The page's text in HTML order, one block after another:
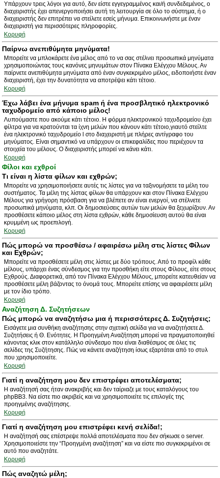
Υπάρχουν τρεις λόγοι για αυτό, δεν είστε εγγεγραμμένος και/ή συνδεδεμένος, ο
διαχειριστής έχει απενεργοποιήσει αυτή τη λειτουργία σε όλο το σύστημα, ή ο
διαχειριστής δεν επιτρέπει να στείλετε εσείς μήνυμα. Επικοινωνήστε με έναν
διαχειριστή για περισσότερες πληροφορίες.
Κορυφή
Παίρνω ανεπιθύμητα μηνύματα!
Μπορείτε να μπλοκάρετε ένα μέλος από το να σας στέλνει προσωπικά μηνύματα
χρησιμοποιώντας τους κανόνες μηνυμάτων στον Πίνακα Ελέγχου Μέλους. Αν
παίρνετε ανεπιθύμητα μηνύματα από έναν συγκεκριμένο μέλος, ειδοποιήστε έναν
διαχειριστή, έχει την δυνατότητα να αποτρέψει κάτι τέτοιο.
Κορυφή
Έχω λάβει ένα μήνυμα spam ή ένα προσβλητικό ηλεκτρονικό
ταχυδρομείο από κάποιο μέλος!
Λυπούμαστε που ακούμε κάτι τέτοιο. Η φόρμα ηλεκτρονικού ταχυδρομείου έχει
φίλτρα για να κρατούνται τα ίχνη μελών που κάνουν κάτι τέτοιο,γιαυτό στείλτε
ένα ηλεκτρονικό ταχυδρομείο l στο διαχειριστή με πλήρες αντίγραφο του
μηνύματος. Είναι σημαντικό να υπάρχουν οι επικεφαλίδες που περιέχουν τα
στοιχεία του μέλους. Ο διαχειριστής μπορεί να κάνει κάτι.
Κορυφή
Φίλοι και εχθροί
Τι είναι η λίστα φίλων και εχθρών;
Μπορείτε να χρησιμοποιήσετε αυτές τις λίστες για να ταξινομήσετε τα μέλη του
συστήματος. Τα μέλη της λίστας φίλων θα υπάρχουν και στον Πίνακα Ελέγχου
Μέλους για γρήγορη πρόσβαση για να βλέπετε αν είναι ενεργοί, να στέλνετε
προσωπικά μηνύματα, κλπ. Οι δημοσιεύσεις αυτών των μελών θα ξεχωρίζουν. Αν
προσθέσετε κάποιο μέλος στη λίστα εχθρών, κάθε δημοσίευση αυτού θα είναι
κρυμμένη ως προεπιλογή.
Κορυφή
Πώς μπορώ να προσθέσω / αφαιρέσω μέλη στις λίστες Φίλων
και Εχθρών;
Μπορείτε να προσθέσετε μέλη στις λίστες με δύο τρόπους. Από το προφίλ κάθε
μέλους, υπάρχει ένας σύνδεσμος για την προσθήκη είτε στους Φίλους, είτε στους
Εχθρούς. Διαφορετικά, από τον Πίνακα Ελέγχου Μέλους, μπορείτε κατευθείαν να
προσθέσετε μέλη βάζοντας το όνομά τους. Μπορείτε επίσης να αφαιρέσετε μέλη
με τον ίδιο τρόπο.
Κορυφή
Αναζήτηση Δ. Συζητήσεων
Πώς μπορώ να αναζητήσω μια ή περισσότερες Δ. Συζητήσεις;
Εισάγετε μια συνθήκη αναζήτησης στην σχετική σελίδα για να αναζητήσετε Δ.
Συζητήσεις ή Θ. Ενότητες. Η Προηγμένη Αναζήτηση μπορεί να πραγματοποιηθεί
κάνοντας κλικ στον κατάλληλο σύνδεσμο που είναι διαθέσιμος σε όλες τις
σελίδες της Συζήτησης. Πώς να κάνετε αναζήτηση ίσως εξαρτάται από το στυλ
που χρησιμοποιείτε.
Κορυφή
Γιατί η αναζήτηση μου δεν επιστρέφει αποτελέσματα;
Η αναζήτησή σας ήταν ανακριβής και δεν ταίριαζε με τους καταλόγους του
phpBB3. Να είστε πιο ακριβείς και να χρησιμοποιείτε τις επιλογές της
προηγμένης αναζήτησης.
Κορυφή
Γιατί η αναζήτηση μου επιστρέφει κενή σελίδα!;
Η αναζήτησή σας επέστρεψε πολλά αποτελέσματα που δεν σήκωσε ο server.
Χρησιμοποιείστε την “Προηγμένη αναζήτηση” και να είστε πιο συγκεκριμένοι σε
αυτό που αναζητάτε.
Κορυφή
Πώς αναζητώ μέλη;